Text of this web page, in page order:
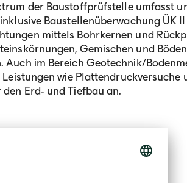
der Baustoffprüfstelle umfasst
Baustellenüberwachung ÜK II
mittels Bohrkernen und
Gemischen und
Auch im Bereich Geotechnik/
wie Plattendruckversuche
Erd- und Tiefbau an.